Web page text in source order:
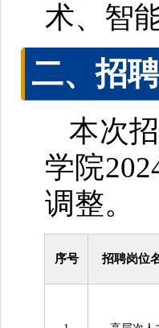
术、智
二、招
本次
学院
调整。
序号 招聘岗位